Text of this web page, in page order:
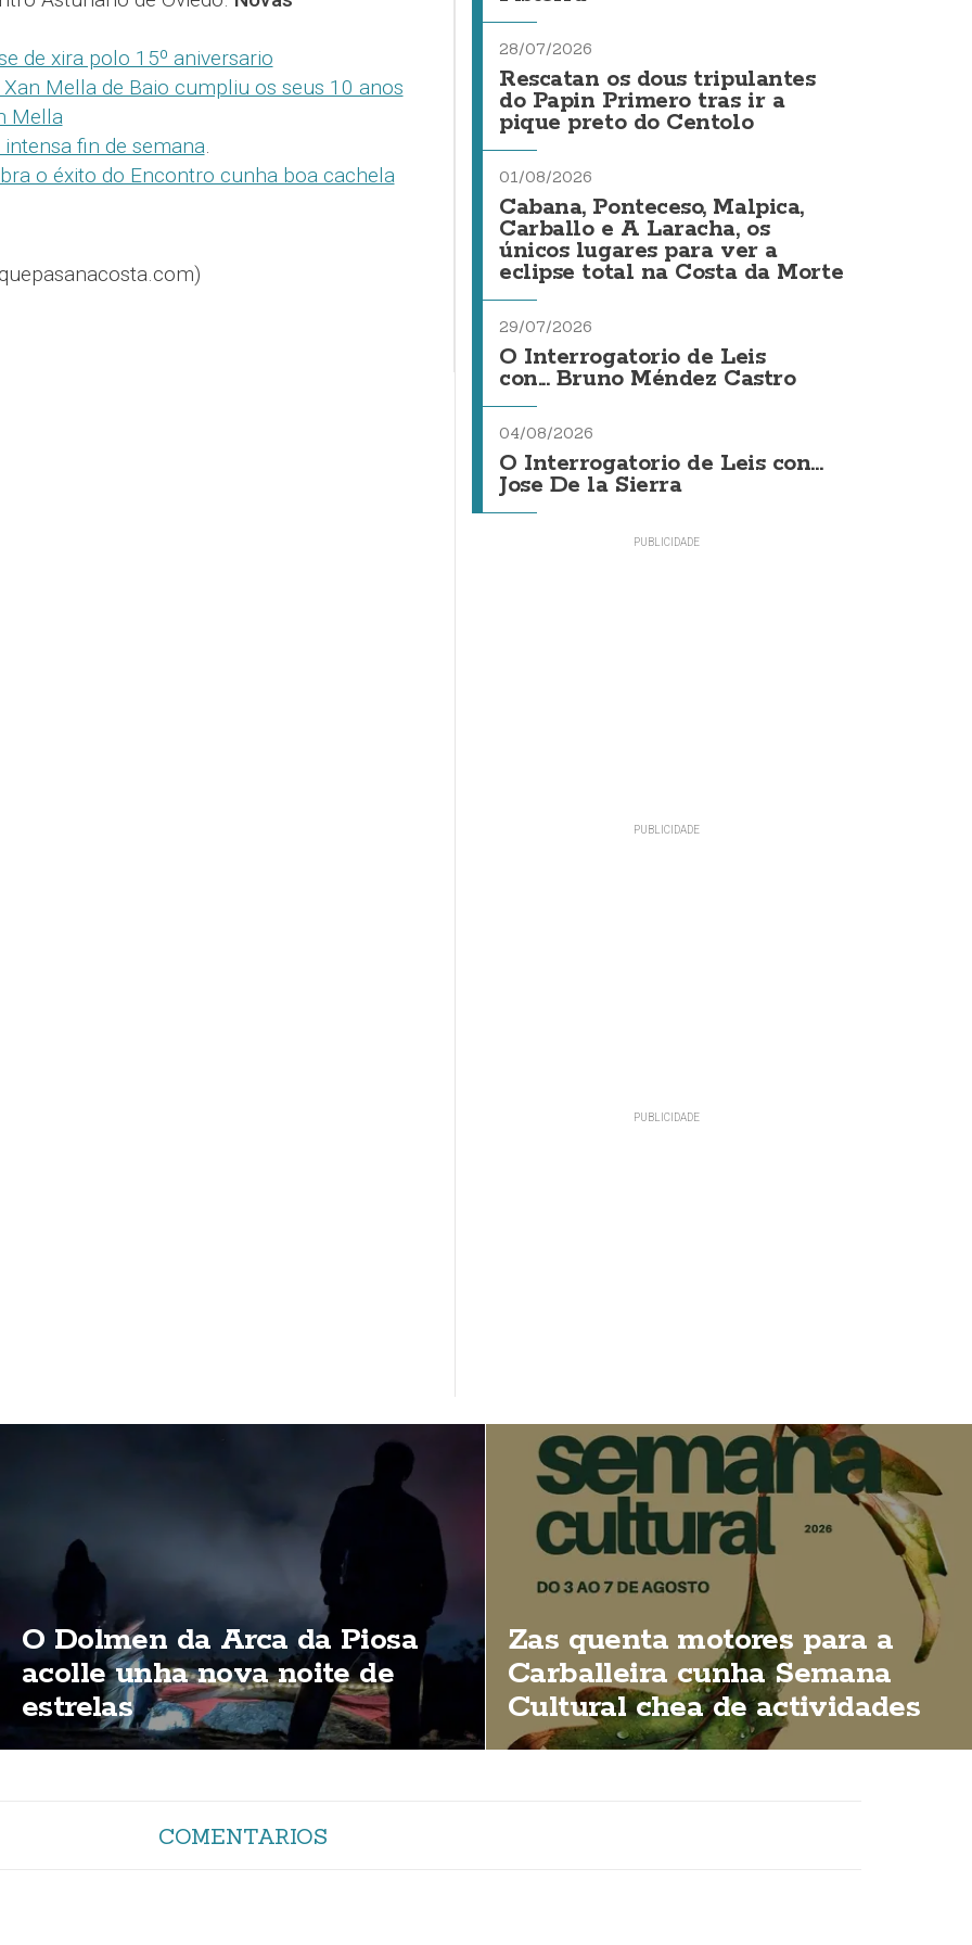
de xira polo 15º aniversario
Mella de Baio cumpliu os seus 10 anos
Mella
fin de semana.
o éxito do Encontro cunha boa cachela
28/07/2026
Rescatan os dous tripulantes
do Papin Primero tras ir a
pique preto do Centolo
01/08/2026
Cabana, Ponteceso, Malpica,
Carballo e A Laracha, os
únicos lugares para ver a
eclipse total na Costa da Morte
29/07/2026
O Interrogatorio de Leis
con... Bruno Méndez Castro
04/08/2026
O Interrogatorio de Leis con...
Jose De la Sierra
O Dolmen da Arca da Piosa
acolle unha nova noite de
estrelas
Zas quenta motores para a
Carballeira cunha Semana
Cultural chea de actividades
COMENTARIOS